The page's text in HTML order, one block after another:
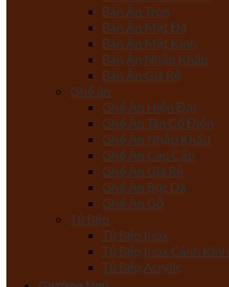
Bàn Ăn Tròn
Bàn Ăn Mặt Đá
Bàn Ăn Mặt Kính
Bàn Ăn Nhập Khẩu
Bàn Ăn Giá Rẻ
Ghế ăn
Ghế Ăn Hiện Đại
Ghế Ăn Tân Cổ Điển
Ghế Ăn Nhập Khẩu
Ghế Ăn Cao Cấp
Ghế Ăn Giá Rẻ
Ghế Ăn Bọc Da
Ghế Ăn Gỗ
Tủ Bếp
Tủ Bếp Inox
Tủ Bếp Inox Cánh Kính
Tủ Bếp Acrylic